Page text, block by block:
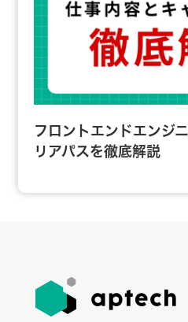
フロントエンドエンジ
リアパスを徹底解説